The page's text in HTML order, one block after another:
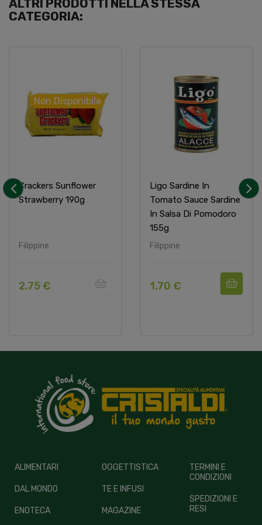
ALTRI PRODOTTI NELLA STESSA
CATEGORIA:
Crackers Sunflower
Strawberry 190g
Filippine
Non Disponibile
2,75 €
Ligo Sardine In
Tomato Sauce Sardine
In Salsa Di Pomodoro
155g
Filippine
1,70 €
ALIMENTARI
DAL MONDO
ENOTECA
OGGETTISTICA
TE E INFUSI
MAGAZINE
TERMINI E
CONDIZIONI
SPEDIZIONI E
RESI